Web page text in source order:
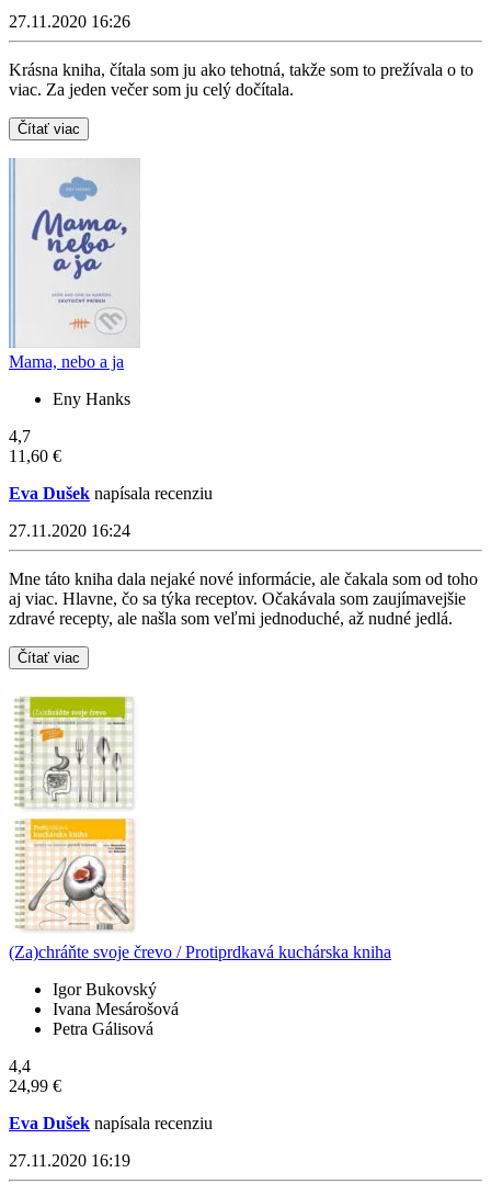
27.11.2020 16:26
Krásna kniha, čítala som ju ako tehotná, takže som to prežívala o to
viac. Za jeden večer som ju celý dočítala.
Čítať viac
Mama, nebo a ja
Eny Hanks
4,7
11,60 €
Eva Dušek napísala recenziu
27.11.2020 16:24
Mne táto kniha dala nejaké nové informácie, ale čakala som od toho
aj viac. Hlavne, čo sa týka receptov. Očakávala som zaujímavejšie
zdravé recepty, ale našla som veľmi jednoduché, až nudné jedlá.
Čítať viac
(Za)chráňte svoje črevo / Protiprdkavá kuchárska kniha
Igor Bukovský
Ivana Mesárošová
Petra Gálisová
4,4
24,99 €
Eva Dušek napísala recenziu
27.11.2020 16:19